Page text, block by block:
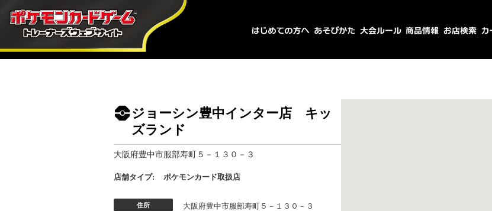
ジョーシン豊中インター店 キッ
ズランド
大阪府豊中市服部寿町５－１３０－３
店舗タイプ: ポケモンカード取扱店
住所 大阪府豊中市服部寿町５－１３０－３